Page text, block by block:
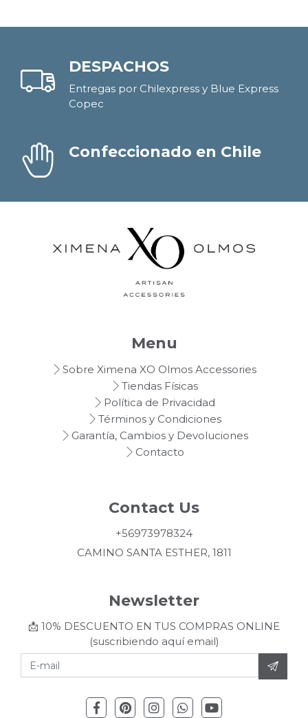
DESPACHOS
Entregas por Chilexpress y Blue Express
Copec
Confeccionado en Chile
Menu
Sobre Ximena XO Olmos Accessories
Tiendas Físicas
Política de Privacidad
Términos y Condiciones
Garantía, Cambios y Devoluciones
Contacto
Contact Us
+56973978324
CAMINO SANTA ESTHER, 1811
Newsletter
📩 10% DESCUENTO EN TUS COMPRAS ONLINE
(suscribiendo aquí email)